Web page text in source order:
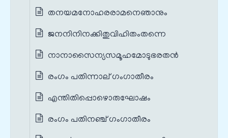
തനയമനോഹരരാമനെഞാനും
ജനനിനിനക്കിതുവിഹിതംതന്നെ
നാനാസൈന്യസമൂഹമോടുഭരതന്‍
രംഗം പതിന്നാല് ഗംഗാതീരം
എന്തിതിപ്പൊഴൊരുഘോഷം
രംഗം പതിനഞ്ച് ഗംഗാതീരം